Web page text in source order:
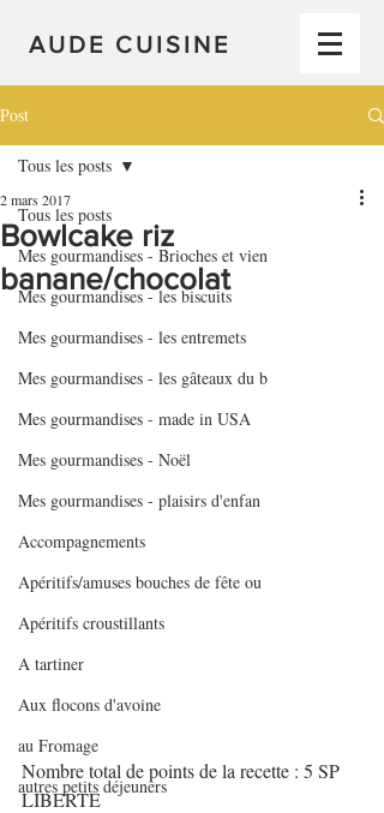
AUDE CUISINE
Post
Tous les posts
Mes gourmandises - Brioches et vien
Mes gourmandises - les biscuits
Mes gourmandises - les entremets
Mes gourmandises - les gâteaux du b
Mes gourmandises - made in USA
Mes gourmandises - Noël
Mes gourmandises - plaisirs d'enfan
Accompagnements
Apéritifs/amuses bouches de fête ou
Apéritifs croustillants
A tartiner
Aux flocons d'avoine
au Fromage
autres petits déjeuners
Tous les posts
Bowlcake riz
banane/chocolat
2 mars 2017
Nombre total de points de la recette : 5 SP
LIBERTE